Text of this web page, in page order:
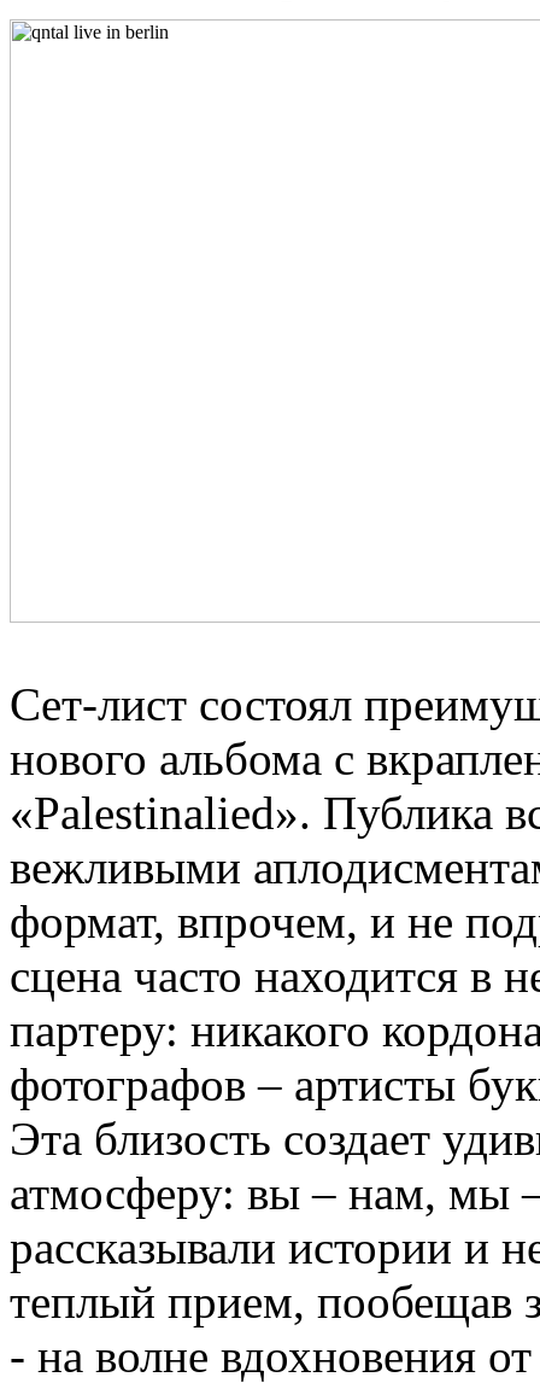
Сет-лист состоял
нового альбома с
«Palestinalied». Публика
вежливыми
формат, впрочем, и не
сцена часто находится в
партеру: никакого
фотографов – артисты
Эта близость создает
атмосферу: вы – нам, мы
рассказывали истории и
теплый прием, пообещав
- на волне вдохновения